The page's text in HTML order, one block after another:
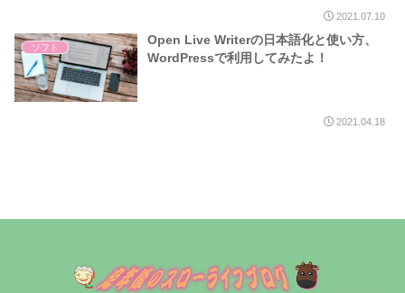
2021.07.10
ソフト
Open Live Writerの日本語化と使い方、
WordPressで利用してみたよ！
2021.04.18